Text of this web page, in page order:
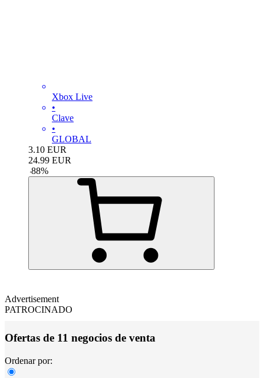
Xbox Live
•
Clave
•
GLOBAL
3.10 EUR
24.99 EUR
-88%
Advertisement
PATROCINADO
Ofertas de 11 negocios de venta
Ordenar por: